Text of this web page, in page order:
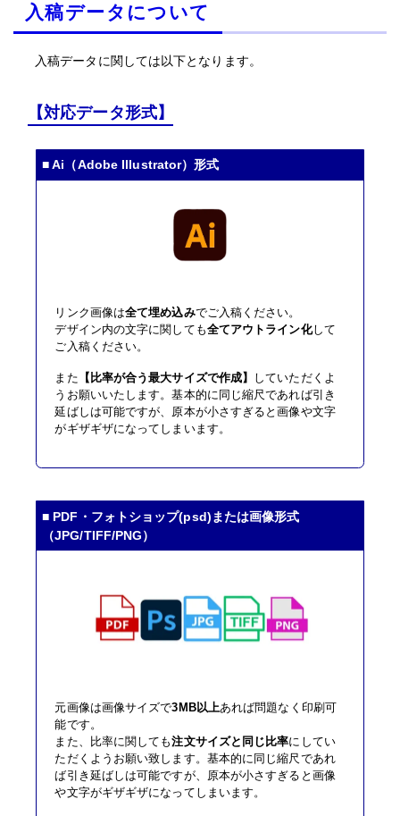
入稿データについて
入稿データに関しては以下となります。
【対応データ形式】
■ Ai（Adobe Illustrator）形式
リンク画像は全て埋め込みでご入稿ください。
デザイン内の文字に関しても全てアウトライン化して
ご入稿ください。
また 【比率が合う最大サイズで作成】
していただくよ
うお願いいたします。基本的に同じ縮尺であれば引き
延ばしは可能ですが、原本が小さすぎると画像や文字
がギザギザになってしまいます。
■ PDF・フォトショップ(psd)または画像形式
（JPG/TIFF/PNG）
元画像は画像サイズで3MB以上あれば問題なく印刷可
能です。
また、比率に関しても注文サイズと同じ比率にしてい
ただくようお願い致します。基本的に同じ縮尺であれ
ば引き延ばしは可能ですが、原本が小さすぎると画像
や文字がギザギザになってしまいます。